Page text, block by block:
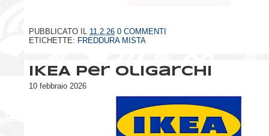
PUBBLICATO IL 11.2.26 0 COMMENTI
ETICHETTE: FREDDURA MISTA
IKEA per oligarchi
10 febbraio 2026